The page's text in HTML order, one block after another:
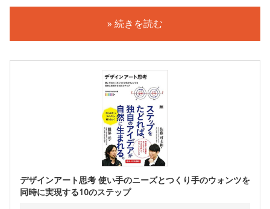
» 続きを読む
デザインアート思考 使い手のニーズとつくり手のウォンツを
同時に実現する10のステップ